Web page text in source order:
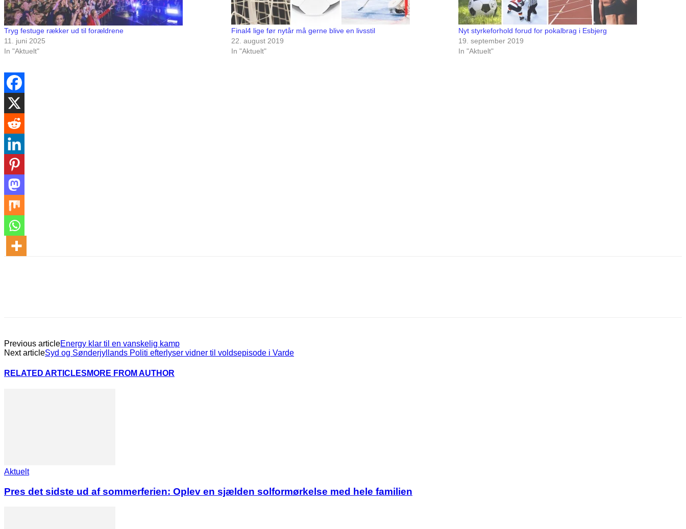
Tryg festuge rækker ud til forældrene
11. juni 2025
In "Aktuelt"
Final4 lige før nytår må gerne blive en livsstil
22. august 2019
In "Aktuelt"
Nyt styrkeforhold forud for pokalbrag i Esbjerg
19. september 2019
In "Aktuelt"
Previous articleEnergy klar til en vanskelig kamp
Next articleSyd og Sønderjyllands Politi efterlyser vidner til voldsepisode i Varde
RELATED ARTICLES MORE FROM AUTHOR
Aktuelt
Pres det sidste ud af sommerferien: Oplev en sjælden solformørkelse med hele familien